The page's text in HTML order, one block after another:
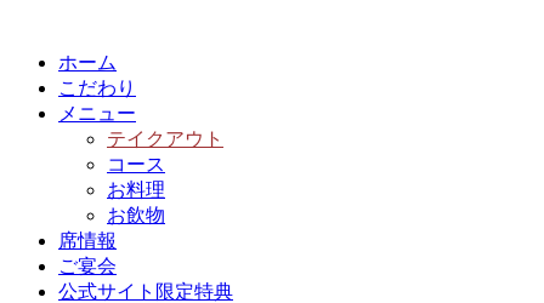
ホーム
こだわり
メニュー
テイクアウト
コース
お料理
お飲物
席情報
ご宴会
公式サイト限定特典